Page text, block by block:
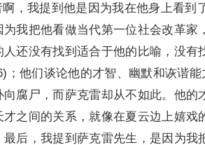
，我提到他是因为我在他身上看到
我把他看做当代第一位社会改革家
还没有找到适合于他的比喻，没有
他们谈论他的才智、幽默和诙谐能
腐尸，而萨克雷却从不如此。他的
之间的关系，就像在夏云边上嬉戏
后，我提到萨克雷先生，是因为我